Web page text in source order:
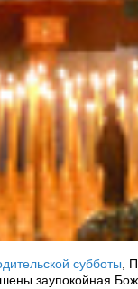
субботы ,
заупокойная